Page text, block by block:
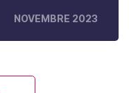
NOVEMBRE 2023